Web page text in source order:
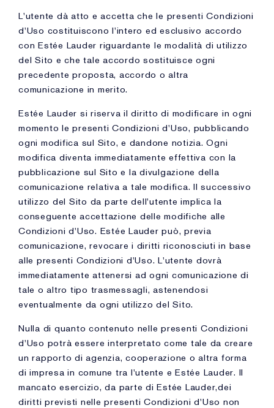
L'utente dà atto e accetta che le presenti Condizioni
d'Uso costituiscono l'intero ed esclusivo accordo
con Estée Lauder riguardante le modalità di utilizzo
del Sito e che tale accordo sostituisce ogni
precedente proposta, accordo o altra
comunicazione in merito.
Estée Lauder si riserva il diritto di modificare in ogni
momento le presenti Condizioni d'Uso, pubblicando
ogni modifica sul Sito, e dandone notizia. Ogni
modifica diventa immediatamente effettiva con la
pubblicazione sul Sito e la divulgazione della
comunicazione relativa a tale modifica. Il successivo
utilizzo del Sito da parte dell'utente implica la
conseguente accettazione delle modifiche alle
Condizioni d'Uso. Estée Lauder può, previa
comunicazione, revocare i diritti riconosciuti in base
alle presenti Condizioni d'Uso. L'utente dovrà
immediatamente attenersi ad ogni comunicazione di
tale o altro tipo trasmessagli, astenendosi
eventualmente da ogni utilizzo del Sito.
Nulla di quanto contenuto nelle presenti Condizioni
d'Uso potrà essere interpretato come tale da creare
un rapporto di agenzia, cooperazione o altra forma
di impresa in comune tra l'utente e Estée Lauder. Il
mancato esercizio, da parte di Estée Lauder,dei
diritti previsti nelle presenti Condizioni d'Uso non